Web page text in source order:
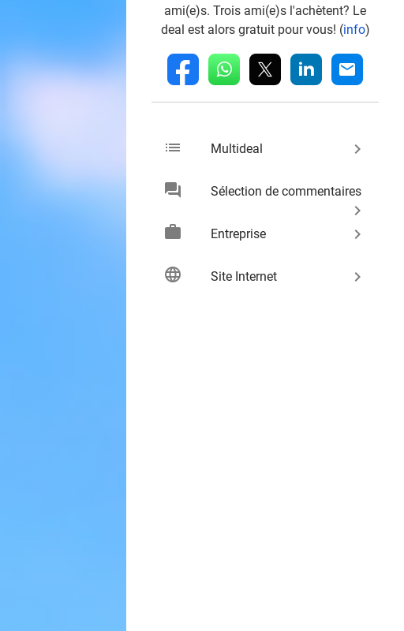
ami(e)s. Trois ami(e)s l'achètent? Le
deal est alors gratuit pour vous! (info)
fb whatsapp linkedin mail
list Multideal keyboard_arrow_right
chat Sélection de commentaires
keyboard_arrow_right
work
Entreprise keyboard_arrow_right
language Site Internet keyboard_arrow_right